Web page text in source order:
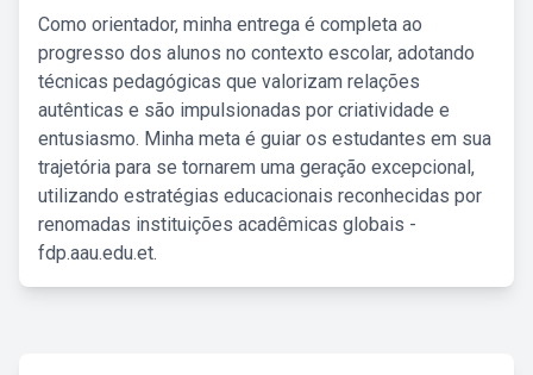
Como orientador, minha entrega é completa ao
progresso dos alunos no contexto escolar, adotando
técnicas pedagógicas que valorizam relações
autênticas e são impulsionadas por criatividade e
entusiasmo. Minha meta é guiar os estudantes em sua
trajetória para se tornarem uma geração excepcional,
utilizando estratégias educacionais reconhecidas por
renomadas instituições acadêmicas globais -
fdp.aau.edu.et.